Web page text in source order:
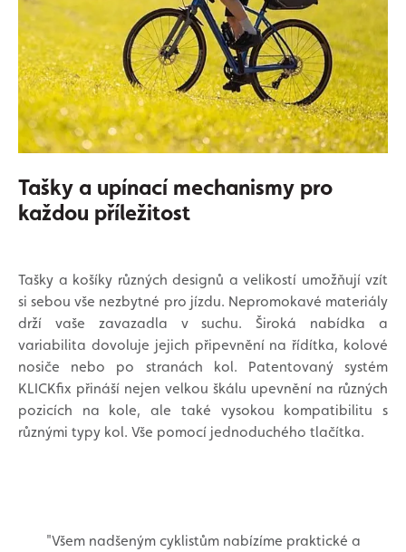
Tašky a upínací mechanismy pro
každou příležitost
Tašky a košíky různých designů a velikostí umožňují vzít
si sebou vše nezbytné pro jízdu. Nepromokavé materiály
drží vaše zavazadla v suchu. Široká nabídka a
variabilita dovoluje jejich připevnění na řídítka, kolové
nosiče nebo po stranách kol. Patentovaný systém
KLICKfix přináší nejen velkou škálu upevnění na různých
pozicích na kole, ale také vysokou kompatibilitu s
různými typy kol. Vše pomocí jednoduchého tlačítka.
"Všem nadšeným cyklistům nabízíme praktické a